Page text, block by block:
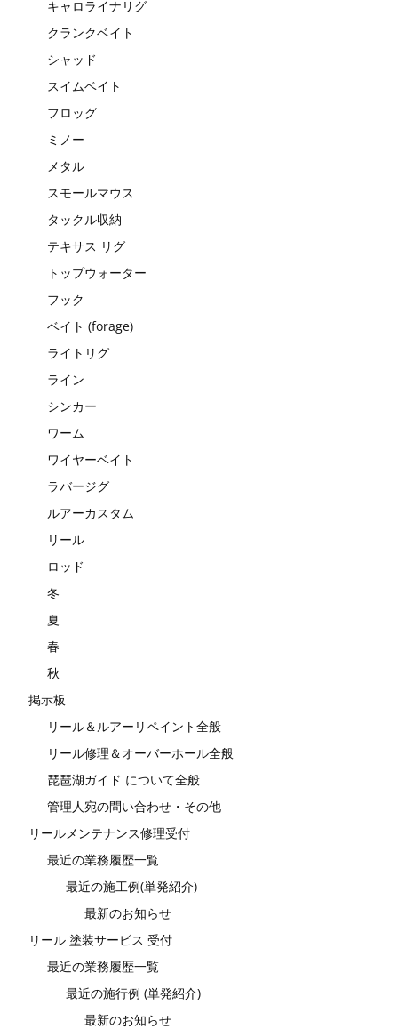
キャロライナリグ
クランクベイト
シャッド
スイムベイト
フロッグ
ミノー
メタル
スモールマウス
タックル収納
テキサス リグ
トップウォーター
フック
ベイト (forage)
ライトリグ
ライン
シンカー
ワーム
ワイヤーベイト
ラバージグ
ルアーカスタム
リール
ロッド
冬
夏
春
秋
掲示板
リール＆ルアーリペイント全般
リール修理＆オーバーホール全般
琵琶湖ガイド について全般
管理人宛の問い合わせ・その他
リールメンテナンス修理受付
最近の業務履歴一覧
最近の施工例(単発紹介)
最新のお知らせ
リール 塗装サービス 受付
最近の業務履歴一覧
最近の施行例 (単発紹介)
最新のお知らせ